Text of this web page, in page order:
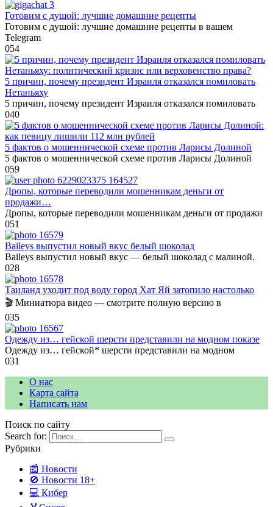
Готовим с душой: лучшие домашние рецепты
Готовим с душой: лучшие домашние рецепты в вашем
Telegram
054
5 причин, почему президент Израиля отказался помиловать
Нетаньяху
5 причин, почему президент Израиля отказался помиловать
040
5 фактов о мошеннической схеме против Ларисы Долиной
5 фактов о мошеннической схеме против Ларисы Долиной
059
Дропы, которые переводили мошенникам деньги от
продажи…
Дропы, которые переводили мошенникам деньги от продажи
051
Baileys выпустил новый вкус белый шоколад
Baileys выпустил новый вкус — белый шоколад с малиной.
028
Таиланд уходит под воду город Хат Яй затопило настолько
🎬 Миниатюра видео — смотрите полную версию в
035
Одежду из… гейской шерсти представили на модном показе
Одежду из… гейской* шерсти представили на модном
031
О нас
Карта сайта
Написать нам
Поиск по сайту
Search for:
Рубрики
📰 Новости
🚫 Новости 18+
💻 Кибер